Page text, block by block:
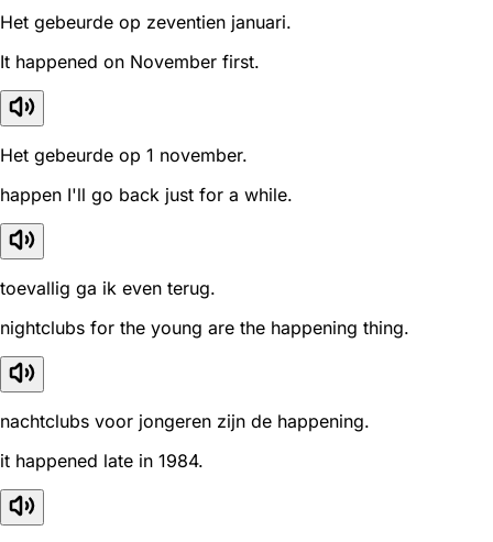
Het gebeurde op zeventien januari.
It happened on November first.
Het gebeurde op 1 november.
happen I'll go back just for a while.
toevallig ga ik even terug.
nightclubs for the young are the happening thing.
nachtclubs voor jongeren zijn de happening.
it happened late in 1984.